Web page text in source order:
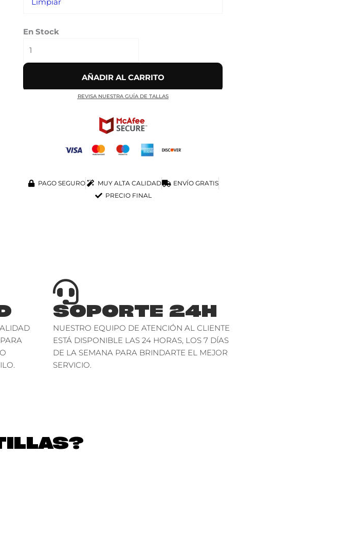
En Stock
AÑADIR AL CARRITO
REVISA NUESTRA GUÍA DE TALLAS
PAGO SEGURO MUY ALTA CALIDAD
ENVÍO GRATIS
PRECIO FINAL
SOPORTE 24H
NUESTRO EQUIPO DE ATENCIÓN AL CLIENTE
ESTÁ DISPONIBLE LAS 24 HORAS, LOS 7 DÍAS
DE LA SEMANA PARA BRINDARTE EL MEJOR
SERVICIO.